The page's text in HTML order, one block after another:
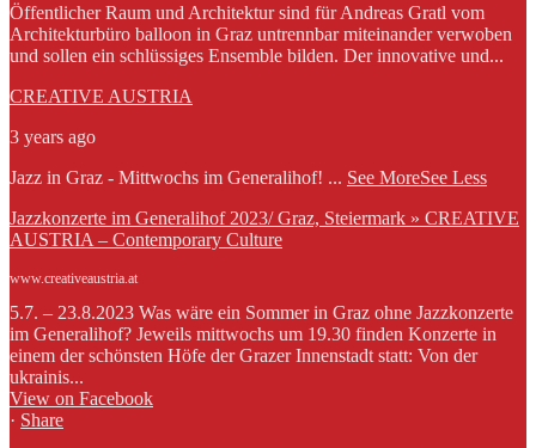
Öffentlicher Raum und Architektur sind für Andreas Gratl vom
Architekturbüro balloon in Graz untrennbar miteinander verwoben
und sollen ein schlüssiges Ensemble bilden. Der innovative und...
CREATIVE AUSTRIA
3 years ago
Jazz in Graz - Mittwochs im Generalihof! ... See MoreSee Less
Jazzkonzerte im Generalihof 2023/ Graz, Steiermark » CREATIVE
AUSTRIA – Contemporary Culture
www.creativeaustria.at
5.7. – 23.8.2023 Was wäre ein Sommer in Graz ohne Jazzkonzerte
im Generalihof? Jeweils mittwochs um 19.30 finden Konzerte in
einem der schönsten Höfe der Grazer Innenstadt statt: Von der
ukrainis...
View on Facebook
· Share